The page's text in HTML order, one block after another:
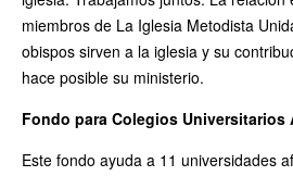
miembros de La Iglesia Metodista
obispos sirven a la iglesia y su
hace posible su ministerio.
Fondo para Colegios Universitarios
Este fondo ayuda a 11 universidades